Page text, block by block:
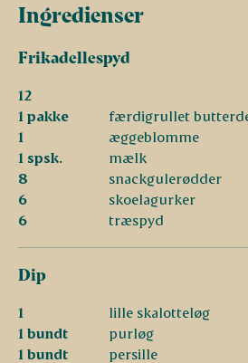
Ingredienser
Frikadellespyd
12
1 pakke
færdigrullet
1
æggeblomme
1 spsk.
mælk
8
snackgulerødder
6
skoelagurker
6
træspyd
Dip
1
lille skalotteløg
1 bundt
purløg
1 bundt
persille